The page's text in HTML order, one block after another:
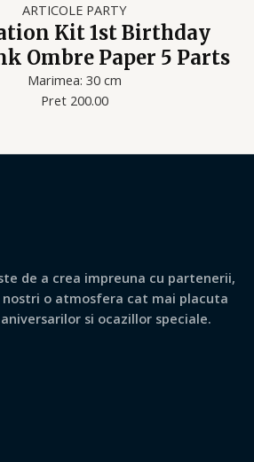
ARTICOLE PARTY
Kit 1st Birthday
Ombre Paper 5 Parts
Marimea: 30 cm
Pret 200.00
de a crea impreuna cu partenerii,
o atmosfera cat mai placuta
si ocazillor speciale.